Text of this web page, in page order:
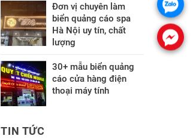
Đơn vị chuyên làm
biển quảng cáo spa
Hà Nội uy tín, chất
lượng
30+ mẫu biển quảng
cáo cửa hàng điện
thoại máy tính
TIN TỨC